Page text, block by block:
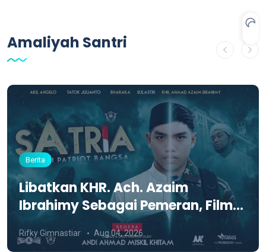
Amaliyah Santri
Berita
Libatkan KHR. Ach. Azaim
Ibrahimy Sebagai Pemeran, Film
SATRIA Siap Tayang di KCM Roxy
Rifky Gimnastiar Aug 04, 2026